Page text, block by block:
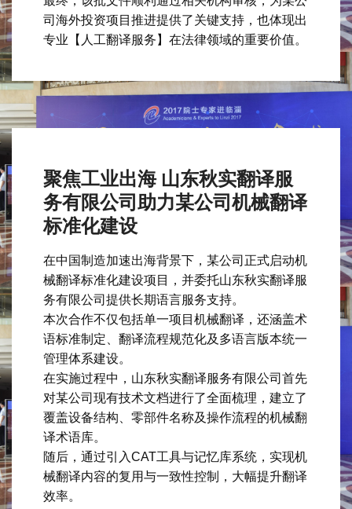
司海外投资项目推进提供了关键支持，也体现出
专业【人工翻译服务】在法律领域的重要价值。
聚焦工业出海 山东秋实翻译服
务有限公司助力某公司机械翻译
标准化建设
在中国制造加速出海背景下，某公司正式启动机
械翻译标准化建设项目，并委托山东秋实翻译服
务有限公司提供长期语言服务支持。
本次合作不仅包括单一项目机械翻译，还涵盖术
语标准制定、翻译流程规范化及多语言版本统一
管理体系建设。
在实施过程中，山东秋实翻译服务有限公司首先
对某公司现有技术文档进行了全面梳理，建立了
覆盖设备结构、零部件名称及操作流程的机械翻
译术语库。
随后，通过引入CAT工具与记忆库系统，实现机
械翻译内容的复用与一致性控制，大幅提升翻译
效率。